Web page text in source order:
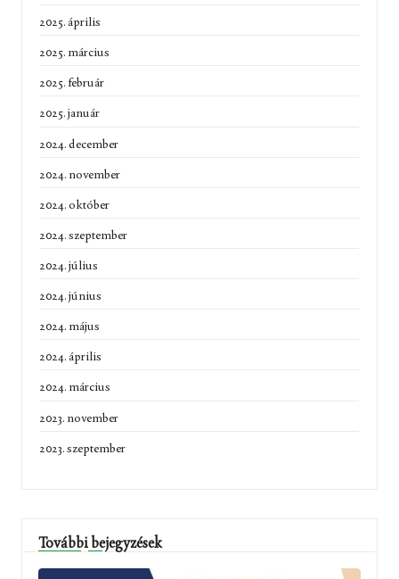
2025. április
2025. március
2025. február
2025. január
2024. december
2024. november
2024. október
2024. szeptember
2024. július
2024. június
2024. május
2024. április
2024. március
2023. november
2023. szeptember
További bejegyzések